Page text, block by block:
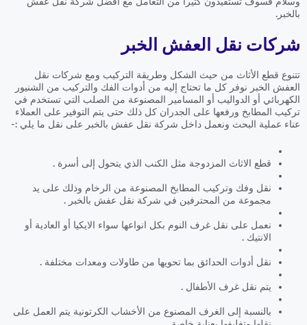
بالخبر.
شركات نقل العفش الخبر
تتنوع قطع الأثاث من حيث الشكل وطريقة التركيب ومع شركات نقل
العفش الخبر نوفر كل ما تحتاج إليه من أدوات الفك والتركيب من الشنيور
الكهربائي أو الدواليب أو المسامير المصنوعة من الصلب التي تستخدم في
تركيب المطابخ ورفعها على الجدران كل ذلك حتى يتم التوفير على العملاء
عناء عملية البحث ونعمل داخل شركة نقل عفش بالخبر على نقل ما يلي :-
قطع الاثاث المزدوجة مثل الكنب الذي يتحول إلى أسرة .
نقل وفك وتركيب المطابخ المصنوعة من الرخام وذلك على يد
مجموعة من المحترفين في شركة نقل عفش بالخبر .
نعمل على نقل غرف النوم بكل انواعها سواء الايكيا أو العادية أو
الانتيك .
نقل أدوات الحدائق بما تحويها من طاولات ومعدات مختلفة .
يتم نقل غرف الأطفال .
بالنسبة إلى الغرف المصنوع من الأخشاب الكرتونية يتم العمل على